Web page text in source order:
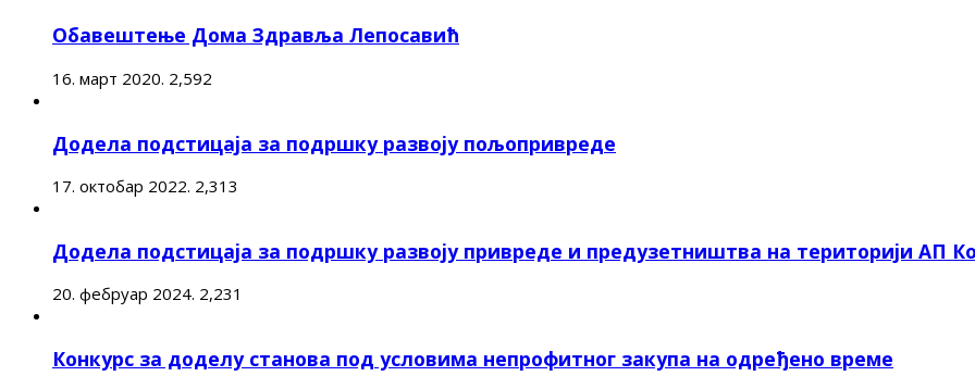
Обавештење Дома Здравља Лепосавић
16. март 2020. 2,592
Додела подстицаја за подршку развоју пољопривреде
17. октобар 2022. 2,313
Додела подстицаја за подршку развоју привреде и предузетништва на територији АП
20. фебруар 2024. 2,231
Конкурс за доделу станова под условима непрофитног закупа на одређено време